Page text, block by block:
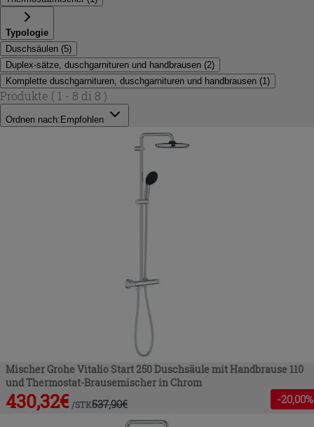
Typologie
Duschsäulen (5)
Duplex-sätze, duschgarnituren und handbrausen (2)
Komplette duschgarnituren, duschgarnituren und handbrausen (1 )
Produkte ( 1 - 8 di 8 )
Ordnen nach: Empfohlen
Mischer Grohe Vitalio Start 250 Duschsäule mit Handbrause 110
und Thermostat-Brausemischer in Chrom
430,32€ /STK537,90€ -20,00%